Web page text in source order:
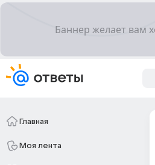
Главная
Моя лента